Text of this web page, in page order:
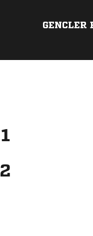
GENCLER

